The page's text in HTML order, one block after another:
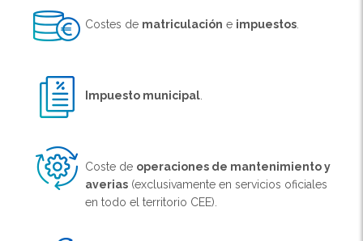
Costes de matriculación e impuestos
Impuesto municipal
Coste de operaciones de mantenimiento y
averias (exclusivamente en servicios oficiales
en todo el territorio CEE).